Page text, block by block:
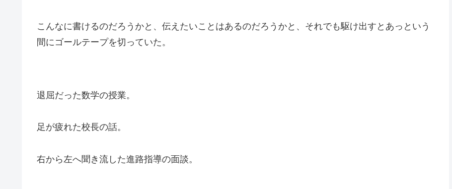
こんなに書けるのだろうかと、伝えたいことはあるのだろうかと、それでも駆け出すとあっという
間にゴールテープを切っていた。
退屈だった数学の授業。
足が疲れた校長の話。
右から左へ聞き流した進路指導の面談。